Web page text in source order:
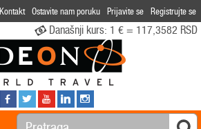
Kontakt Ostavite nam poruku Prijavite se Registrujte se
Današnji kurs: 1 € = 117,3582 RSD